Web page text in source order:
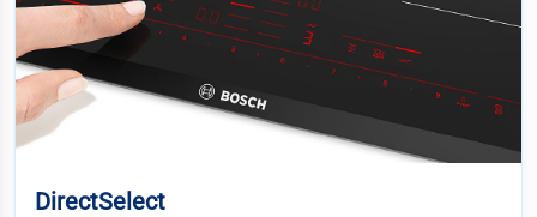
DirectSelect